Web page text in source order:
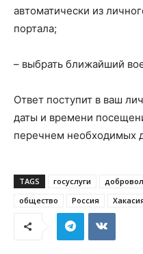
автоматически из
портала;
– выбрать ближайший
Ответ поступит в ваш
даты и времени
перечнем необходимых
TAGS госуслуги
общество
Россия